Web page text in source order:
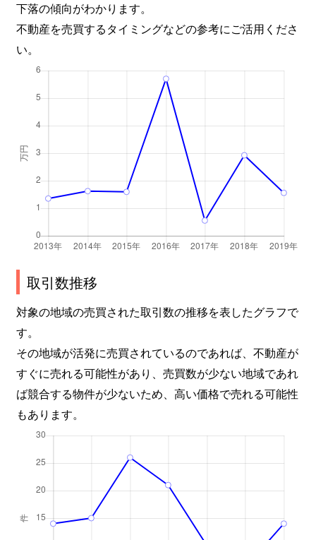
下落の傾向がわかります。
不動産を売買するタイミングなどの参考にご活用くださ
い。
取引数推移
対象の地域の売買された取引数の推移を表したグラフで
す。
その地域が活発に売買されているのであれば、不動産が
すぐに売れる可能性があり、売買数が少ない地域であれ
ば競合する物件が少ないため、高い価格で売れる可能性
もあります。